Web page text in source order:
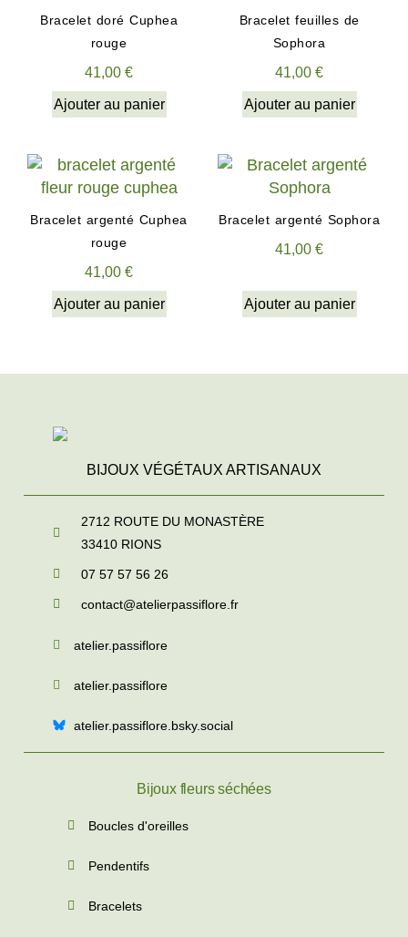
Bracelet doré Cuphea
rouge
41,00 €
Ajouter au panier
Bracelet feuilles de
Sophora
41,00 €
Ajouter au panier
Bracelet argenté Cuphea
rouge
41,00 €
Ajouter au panier
Bracelet argenté Sophora
41,00 €
Ajouter au panier
BIJOUX VÉGÉTAUX ARTISANAUX
2712 ROUTE DU MONASTÈRE
33410 RIONS
07 57 57 56 26
contact@atelierpassiflore.fr
atelier.passiflore
atelier.passiflore
atelier.passiflore.bsky.social
Bijoux fleurs séchées
Boucles d'oreilles
Pendentifs
Bracelets